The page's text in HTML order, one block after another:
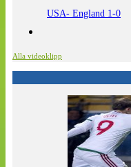
USA- England 1-0
Alla videoklipp